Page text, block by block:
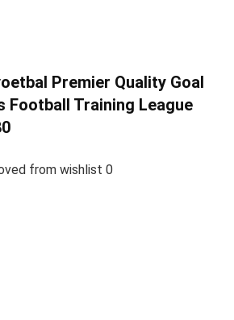
Premier Quality Goal
Football Training League
from wishlist 0